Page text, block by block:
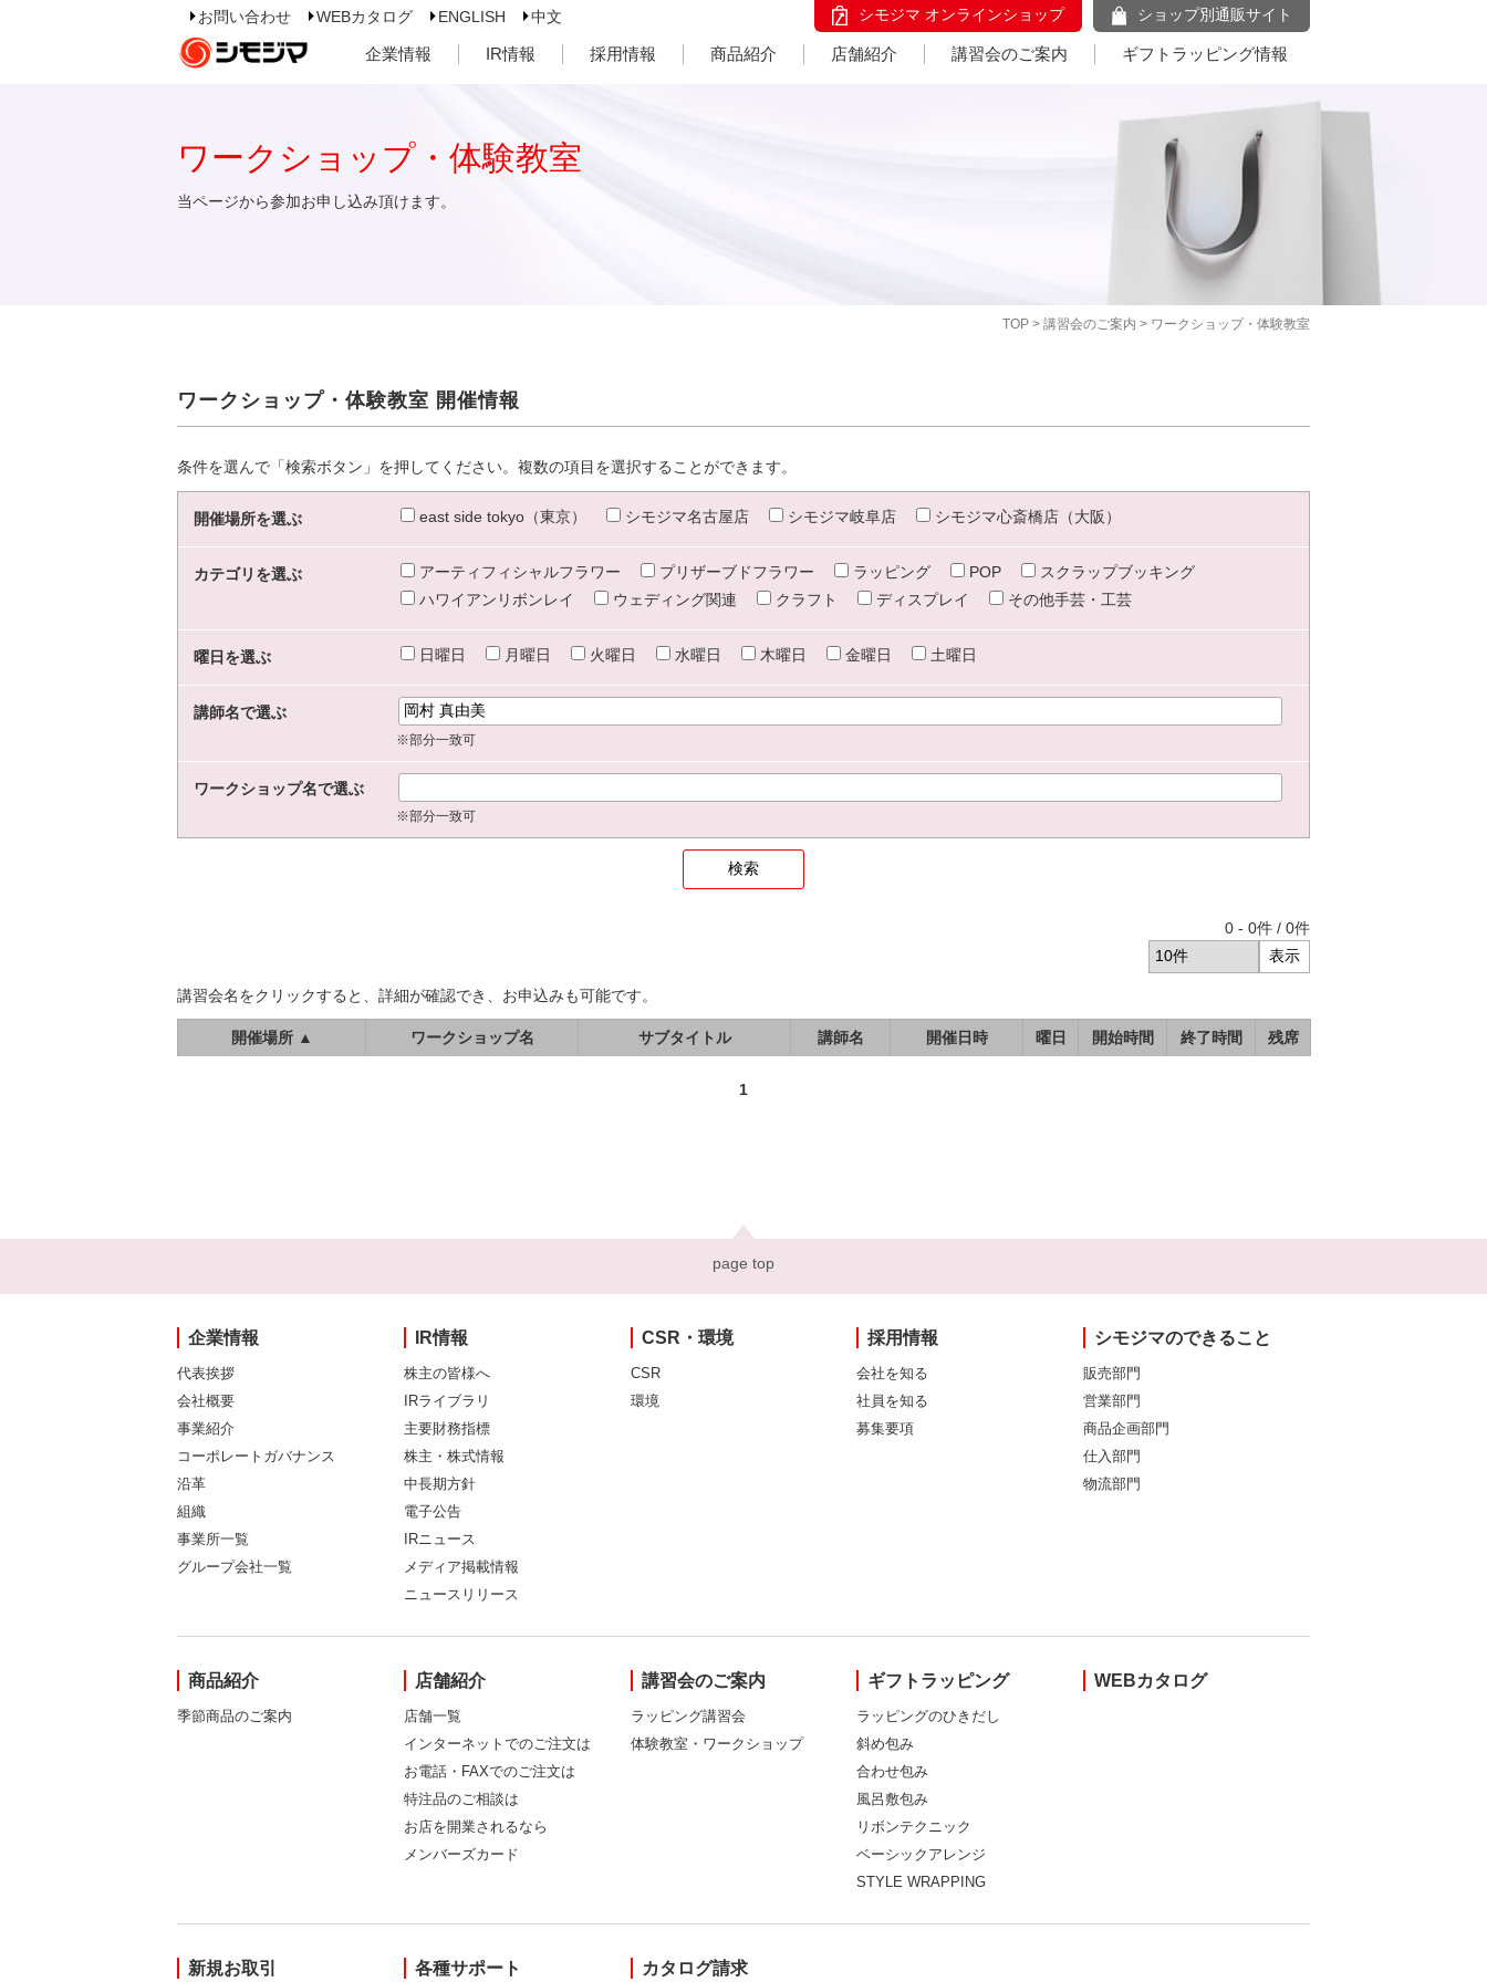
お問い合わせ WEBカタログ ENGLISH 中文 シモジマ オンラインショップ ショップ別通販サイト
企業情報 IR情報 採用情報 商品紹介 店舗紹介 講習会のご案内 ギフトラッピング情報
TOP > 講習会のご案内 > ワークショップ・体験教室
ワークショップ・体験教室
当ページから参加お申し込み頂けます。
ワークショップ・体験教室 開催情報
条件を選んで「検索ボタン」を押してください。複数の項目を選択することができます。
開催場所を選ぶ east side tokyo（東京） シモジマ名古屋店 シモジマ岐阜店 シモジマ心斎橋店（大阪）
カテゴリを選ぶ アーティフィシャルフラワー プリザーブドフラワー ラッピング POP
スクラップブッキング
ハワイアンリボンレイ
ウェディング関連 クラフト ディスプレイ その他手芸・工芸
曜日を選ぶ 日曜日 月曜日 火曜日 水曜日 木曜日 金曜日 土曜日
講師名で選ぶ
※部分一致可
ワークショップ名で選ぶ
※部分一致可
0 - 0件 / 0件
講習会名をクリックすると、詳細が確認でき、お申込みも可能です。
開催場所 ▲ ワークショップ名 サブタイトル 講師名 開催日時 曜日 開始時間 終了時間 残席
1
page top
企業情報
代表挨拶
会社概要
事業紹介
コーポレートガバナンス
沿革
組織
事業所一覧
グループ会社一覧
IR情報
株主の皆様へ
IRライブラリ
主要財務指標
株主・株式情報
中長期方針
電子公告
IRニュース
メディア掲載情報
ニュースリリース
CSR・環境
CSR
環境
採用情報
会社を知る
社員を知る
募集要項
シモジマのできること
販売部門
営業部門
商品企画部門
仕入部門
物流部門
商品紹介
季節商品のご案内
店舗紹介
店舗一覧
インターネットでのご注文は
お電話・FAXでのご注文は
特注品のご相談は
お店を開業されるなら
メンバーズカード
講習会のご案内
ラッピング講習会
体験教室・ワークショップ
ギフトラッピング
ラッピングのひきだし
斜め包み
合わせ包み
風呂敷包み
リボンテクニック
ベーシックアレンジ
STYLE WRAPPING
WEBカタログ
新規お取引 各種サポート カタログ請求